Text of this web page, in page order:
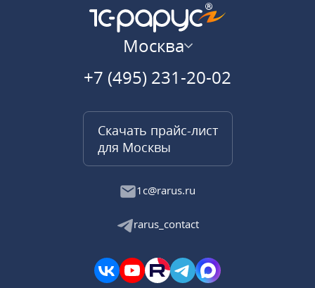
Москва
+7 (495) 231-20-02
Скачать прайс-лист
для Москвы
1c@rarus.ru
rarus_contact